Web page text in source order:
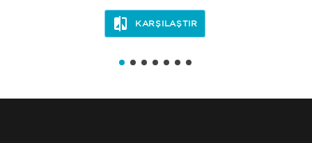
KARŞILAŞTIR